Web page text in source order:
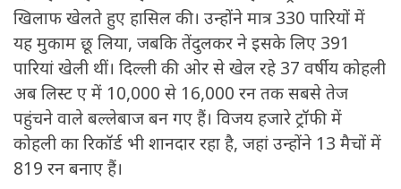
खिलाफ खेलते हुए हासिल की। उन्होंने मात्र 330 पारियों में
यह मुकाम छू लिया, जबकि तेंदुलकर ने इसके लिए 391
पारियां खेली थीं। दिल्ली की ओर से खेल रहे 37 वर्षीय कोहली
अब लिस्ट ए में 10,000 से 16,000 रन तक सबसे तेज
पहुंचने वाले बल्लेबाज बन गए हैं। विजय हजारे ट्रॉफी में
कोहली का रिकॉर्ड भी शानदार रहा है, जहां उन्होंने 13 मैचों में
819 रन बनाए हैं।